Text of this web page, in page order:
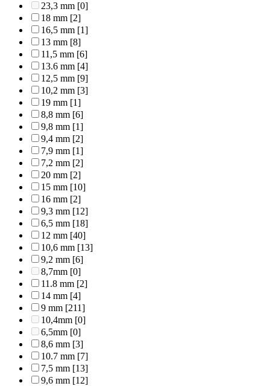
23,3 mm [0]
18 mm [2]
16,5 mm [1]
13 mm [8]
11,5 mm [6]
13.6 mm [4]
12,5 mm [9]
10,2 mm [3]
19 mm [1]
8,8 mm [6]
9,8 mm [1]
9,4 mm [2]
7,9 mm [1]
7,2 mm [2]
20 mm [2]
15 mm [10]
16 mm [2]
9,3 mm [12]
6,5 mm [18]
12 mm [40]
10,6 mm [13]
9,2 mm [6]
8,7mm [0]
11.8 mm [2]
14 mm [4]
9 mm [211]
10,4mm [0]
6,5mm [0]
8,6 mm [3]
10.7 mm [7]
7,5 mm [13]
9,6 mm [12]